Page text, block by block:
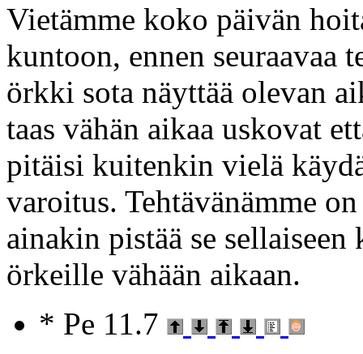
Vietämme koko päivän
kuntoon, ennen seuraavaa
örkki sota näyttää olevan
taas vähän aikaa uskovat
pitäisi kuitenkin vielä
varoitus. Tehtävänämme
ainakin pistää se
örkeille vähään aikaan.
* Pe 11.7